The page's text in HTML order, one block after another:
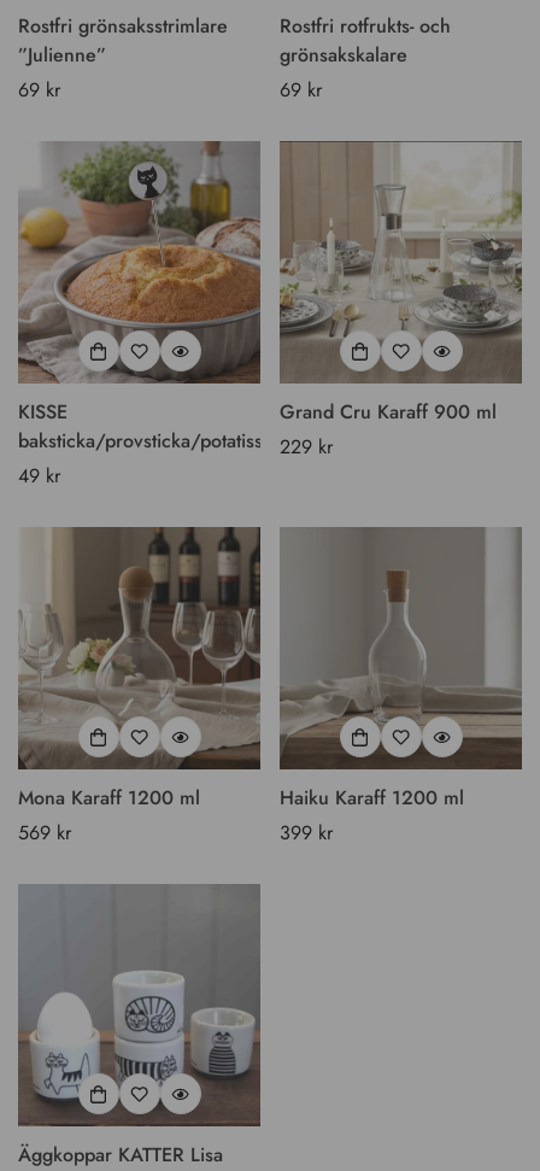
Rostfri grönsaksstrimlare
”Julienne”
Vanligt
69 kr
Rostfri rotfrukts- och
grönsakskalare
Vanligt
69 kr
KISSE
baksticka/provsticka/potatissticka
Vanligt
49 kr
Grand Cru Karaff 900 ml
Vanligt
229 kr
Mona Karaff 1200 ml
Vanligt
569 kr
Haiku Karaff 1200 ml
Vanligt
399 kr
Äggkoppar KATTER Lisa